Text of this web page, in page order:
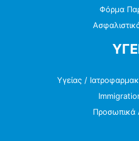
Φόρμα
Υγείας /
Προσωπικά